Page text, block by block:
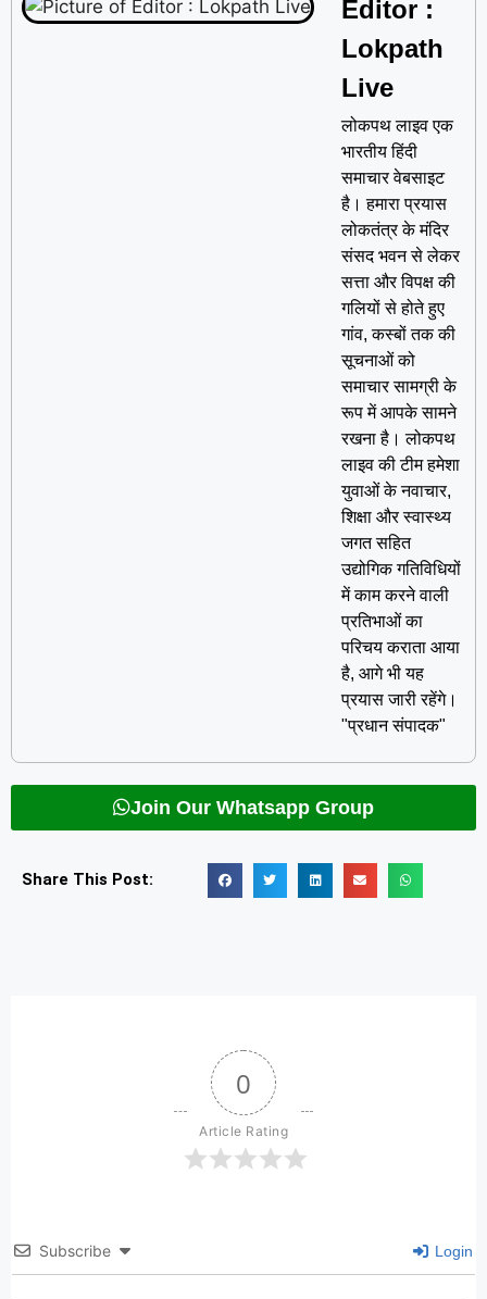
Editor :
Lokpath
Live
लोकपथ लाइव एक
भारतीय हिंदी
समाचार वेबसाइट
है। हमारा प्रयास
लोकतंत्र के मंदिर
संसद भवन से लेकर
सत्ता और विपक्ष की
गलियों से होते हुए
गांव, कस्बों तक की
सूचनाओं को
समाचार सामग्री के
रूप में आपके सामने
रखना है। लोकपथ
लाइव की टीम हमेशा
युवाओं के नवाचार,
शिक्षा और स्वास्थ्य
जगत सहित
उद्योगिक गतिविधियों
में काम करने वाली
प्रतिभाओं का
परिचय कराता आया
है, आगे भी यह
प्रयास जारी रहेंगे।
"प्रधान संपादक"
Join Our Whatsapp Group
Share This Post:
0
Article Rating
Subscribe Login